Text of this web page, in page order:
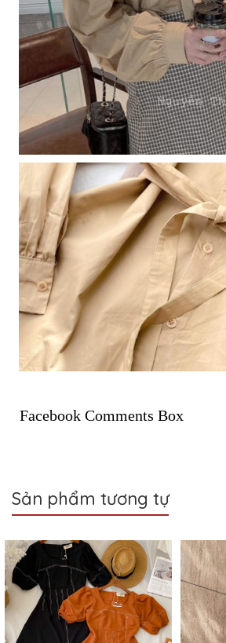
Facebook Comments Box
Sản phẩm tương tự